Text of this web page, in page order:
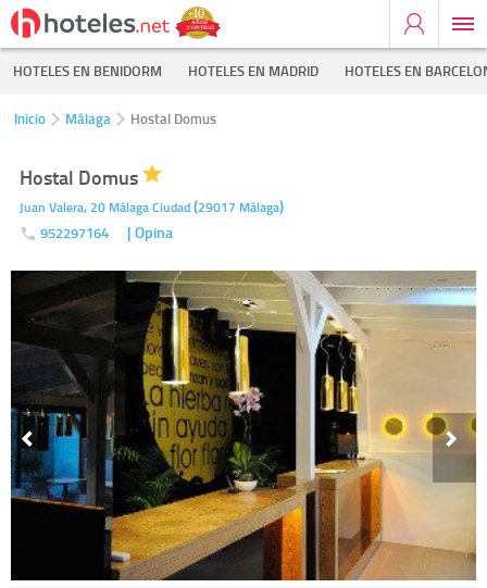
HOTELES EN BENIDORM HOTELES EN MADRID HOTELES EN
Inicio Málaga Hostal Domus
Hostal Domus
Juan Valera, 20 Málaga Ciudad(29017 Málaga)
952297164 | Opina